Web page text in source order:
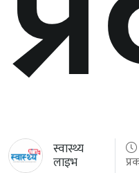
स्वास्थ्य
लाइभ